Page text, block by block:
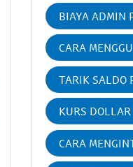
BIAYA ADMIN
CARA
TARIK SALDO
KURS
CARA